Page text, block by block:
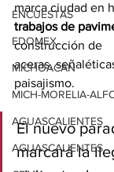
ENCUESTAS
EDOMEX
MICHOACÁN
MICH-MORELIA-
AGUASCALIENTES
AGUASCALIENTES
marca ciudad en
trabajos de
construcción de
aceras,
paisajismo.
El nuevo
marcará la